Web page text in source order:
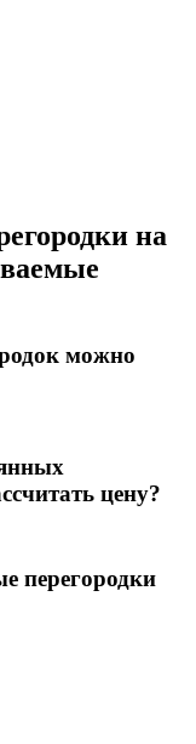
на
можно
цену?
перегородки